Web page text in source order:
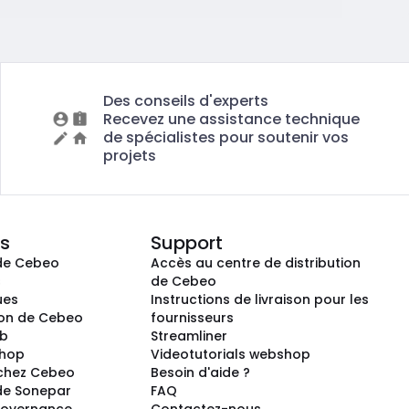
Des conseils d'experts
Recevez une assistance technique
de spécialistes pour soutenir vos
projets
Cebeo
de Cebeo
Cebeo
Sonepar
Support
Accès au centre de distribution
de Cebeo
Instructions de livraison pour les
fournisseurs
Streamliner
Videotutorials webshop
Besoin d'aide ?
FAQ